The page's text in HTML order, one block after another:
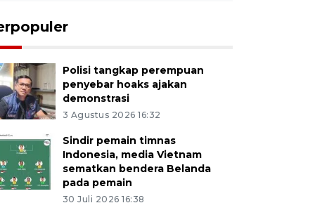
Polisi tangkap perempuan
penyebar hoaks ajakan
demonstrasi
3 Agustus 2026 16:32
Sindir pemain timnas
Indonesia, media Vietnam
sematkan bendera Belanda
pada pemain
30 Juli 2026 16:38